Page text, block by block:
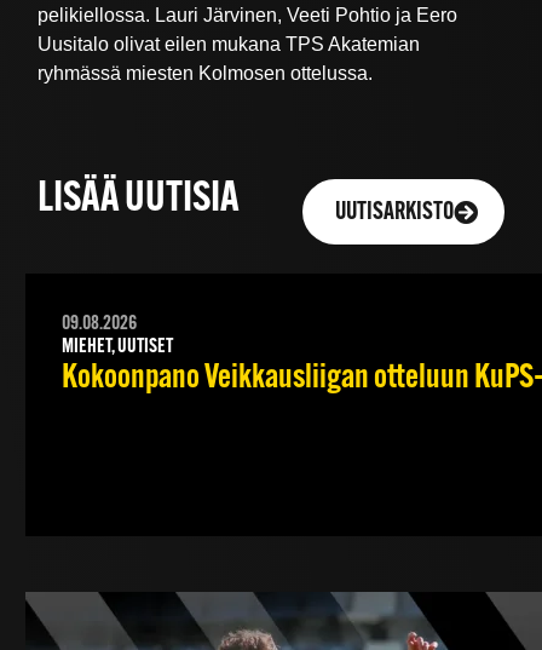
pelikiellossa. Lauri Järvinen, Veeti Pohtio ja Eero
Uusitalo olivat eilen mukana TPS Akatemian
ryhmässä miesten Kolmosen ottelussa.
LISÄÄ UUTISIA UUTISARKISTO
09.08.2026
MIEHET, UUTISET
Kokoonpano Veikkausliigan otteluun